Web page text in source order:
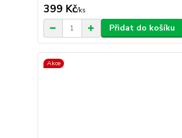
399 Kč/ks
Přidat do košíku
Akce